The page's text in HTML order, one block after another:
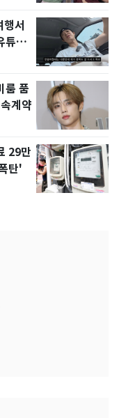
서
튜브
룸 품
계약
29만
탄'